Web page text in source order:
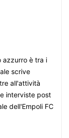
azzurro è tra i
scrive
all'attività
interviste post
dell'Empoli FC